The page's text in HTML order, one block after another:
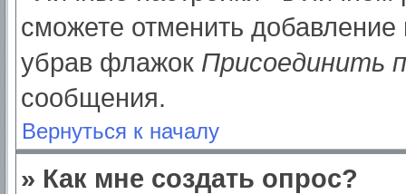
сможете отменить
убрав флажок Присоединить
сообщения.
Вернуться к началу
» Как мне создать опрос?